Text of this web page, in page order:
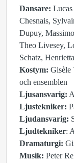
Dansare:
Chesnais,
Dupuy,
Theo Livesey,
Schatz,
Kostym: Gisèle
och ensemblen
Ljusansvarig:
Ljustekniker:
Ljudansvarig:
Ljudtekniker:
Dramaturgi:
Musik: Peter